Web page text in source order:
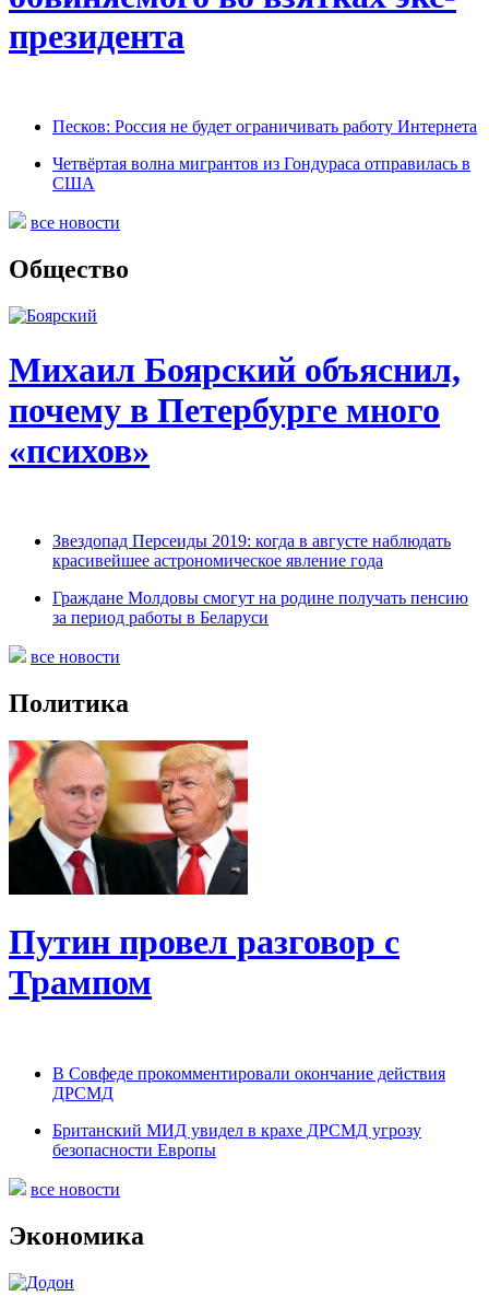
президента
Песков: Россия не будет ограничивать работу Интернета
Четвёртая волна мигрантов из Гондураса отправилась в
США
все новости
Общество
Михаил Боярский объяснил,
почему в Петербурге много
«психов»
Звездопад Персеиды 2019: когда в августе наблюдать
красивейшее астрономическое явление года
Граждане Молдовы смогут на родине получать пенсию
за период работы в Беларуси
все новости
Политика
Путин провел разговор с
Трампом
В Совфеде прокомментировали окончание действия
ДРСМД
Британский МИД увидел в крахе ДРСМД угрозу
безопасности Европы
все новости
Экономика